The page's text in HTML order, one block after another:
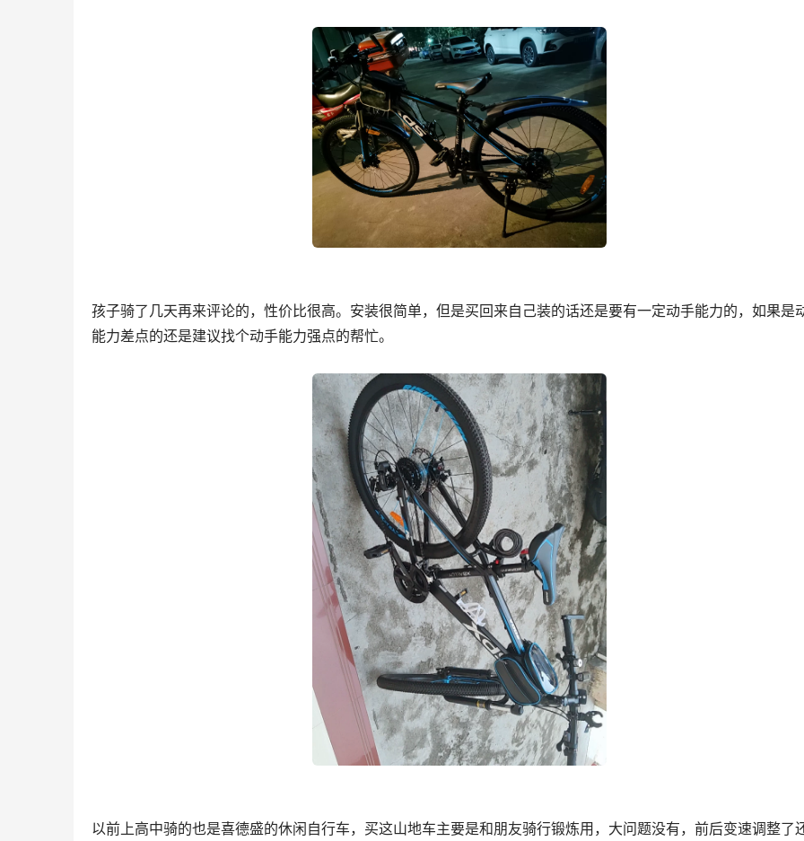
孩子骑了几天再来评论的，性价比很高。安装很简单，但是买回来自己装的话还是要有一定动手能力的，如果是
能力差点的还是建议找个动手能力强点的帮忙。
以前上高中骑的也是喜德盛的休闲自行车，买这山地车主要是和朋友骑行锻炼用，大问题没有，前后变速调整了